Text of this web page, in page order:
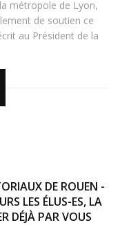
métropole de Lyon,
de soutien ce
au Président de la
DE ROUEN -
LES ÉLUS-ES, LA
DÉJÀ PAR VOUS